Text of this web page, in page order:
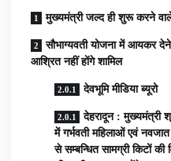
मुख्यमंत्री जल्द ही शुरू करने
सौभाग्यवती योजना में आयकर
आश्रित नहीं होंगे शामिल
देवभूमि मीडिया ब्यूरो
देहरादून : मुख्यमंत्री
में गर्भवती महिलाओं एवं
से सम्बन्धित सामग्री किटों की